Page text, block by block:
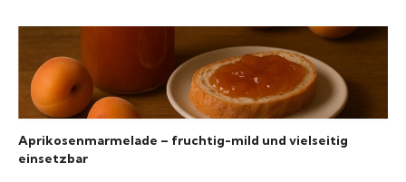
Kartoffeln
Konserven
Nudeln
Aprikosenmarmelade – fruchtig-mild und vielseitig
einsetzbar